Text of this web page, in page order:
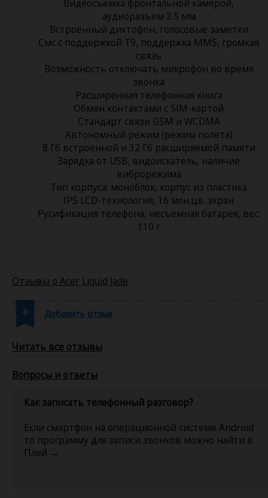
Видеосъемка фронтальной камерой,
аудиоразъем 3.5 мм
Встроенный диктофон, голосовые заметки
Смс с поддержкой Т9, поддержка MMS, громкая
связь
Возможность отключать микрофон во время
звонка
Расширенная телефонная книга
Обмен контактами с SIM-картой
Стандарт связи GSM и WCDMA
Автономный режим (режим полета)
8 Гб встроенной и 32 Гб расширяемой памяти
Зарядка от USB, видоискатель, наличие
виброрежима
Тип корпуса: моноблок, корпус из пластика
IPS LCD-технология, 16 млн.цв. экран
Русификация телефона, несъемная батарея, вес:
110 г
Отзывы о Acer Liquid Jade
Добавить отзыв
Читать все отзывы
Вопросы и ответы
Как записать телефонный разговор?
Если смартфон на операционной системе Android
то программу для записи звонков можно найти в
Плей →